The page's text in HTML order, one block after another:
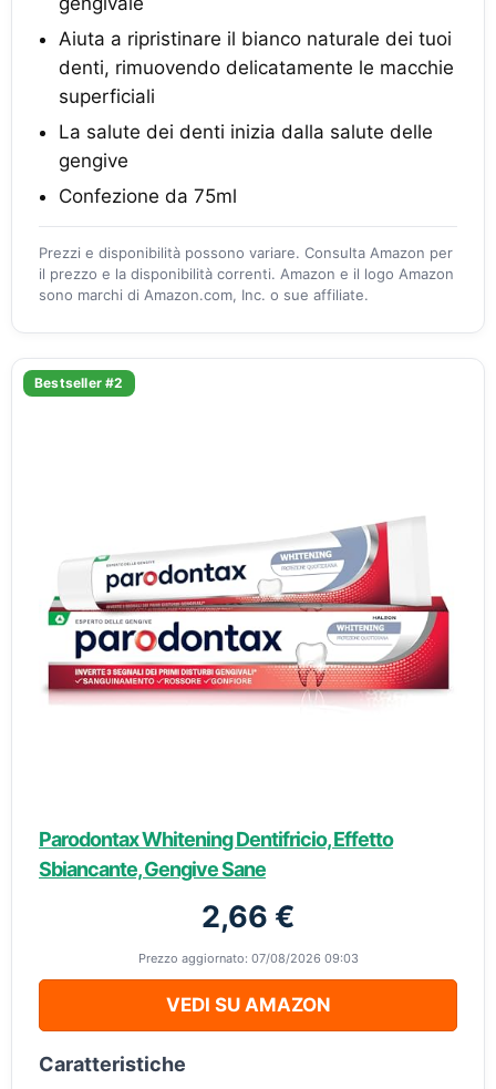
Aiuta a ripristinare il bianco naturale dei tuoi
denti, rimuovendo delicatamente le macchie
superficiali
La salute dei denti inizia dalla salute delle
gengive
Confezione da 75ml
Prezzi e disponibilità possono variare. Consulta Amazon per
il prezzo e la disponibilità correnti. Amazon e il logo Amazon
sono marchi di Amazon.com, Inc. o sue affiliate.
Bestseller #2
Parodontax Whitening Dentifricio, Effetto
Sbiancante, Gengive Sane
2,66 €
Prezzo aggiornato: 07/08/2026 09:03
VEDI SU AMAZON
Caratteristiche